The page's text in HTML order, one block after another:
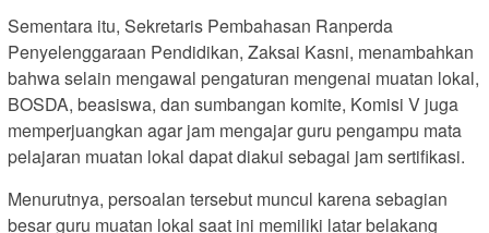
Sementara itu, Sekretaris Pembahasan Ranperda
Penyelenggaraan Pendidikan, Zaksai Kasni, menambahkan
bahwa selain mengawal pengaturan mengenai muatan lokal,
BOSDA, beasiswa, dan sumbangan komite, Komisi V juga
memperjuangkan agar jam mengajar guru pengampu mata
pelajaran muatan lokal dapat diakui sebagai jam sertifikasi.
Menurutnya, persoalan tersebut muncul karena sebagian
besar guru muatan lokal saat ini memiliki latar belakang